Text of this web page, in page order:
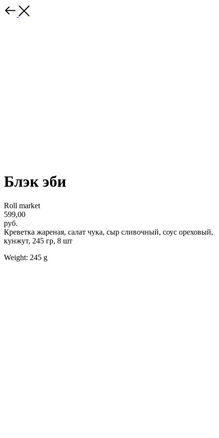
Блэк эби
Roll market
599,00
руб.
Креветка жареная, салат чука, сыр сливочный, соус ореховый,
кунжут, 245 гр, 8 шт
Weight: 245 g